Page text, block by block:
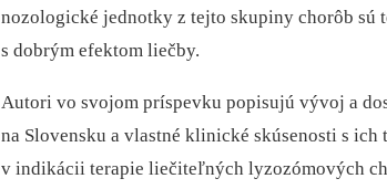
nozologické jednotky z tejto skupiny chorôb
s dobrým efektom liečby.
Autori vo svojom príspevku popisujú vývoj a
na Slovensku a vlastné klinické skúsenosti s ich
v indikácii terapie liečiteľných lyzozómových